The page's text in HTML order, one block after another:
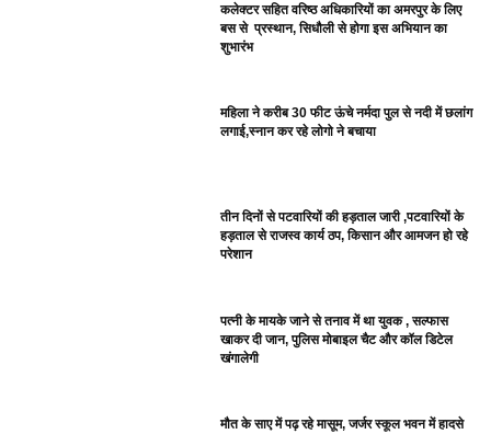
कलेक्टर सहित वरिष्ठ अधिकारियों का अमरपुर के लिए
बस से प्रस्थान, सिधौली से होगा इस अभियान का
शुभारंभ
महिला ने करीब 30 फीट ऊंचे नर्मदा पुल से नदी में छलांग
लगाई,स्नान कर रहे लोगो ने बचाया
तीन दिनों से पटवारियों की हड़ताल जारी ,पटवारियों के
हड़ताल से राजस्व कार्य ठप, किसान और आमजन हो रहे
परेशान
पत्नी के मायके जाने से तनाव में था युवक , सल्फास
खाकर दी जान, पुलिस मोबाइल चैट और कॉल डिटेल
खंगालेगी
मौत के साए में पढ़ रहे मासूम, जर्जर स्कूल भवन में हादसे